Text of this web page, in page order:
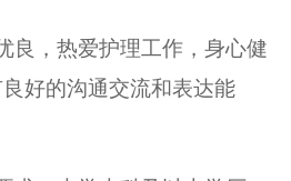
良，热爱护理工作，身心健
好的沟通交流和表达能